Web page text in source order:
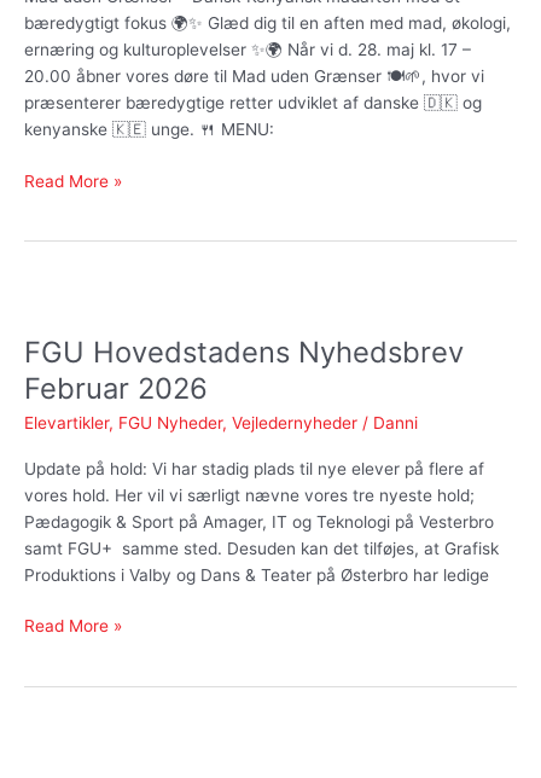
bæredygtigt fokus 🌍✨ Glæd dig til en aften med mad, økologi,
ernæring og kulturoplevelser ✨🌍 Når vi d. 28. maj kl. 17 –
20.00 åbner vores døre til Mad uden Grænser 🍽️🌱, hvor vi
præsenterer bæredygtige retter udviklet af danske 🇩🇰 og
kenyanske 🇰🇪 unge. 🍴 MENU:
bæredygtigt
fokus
Read More »
FGU Hovedstadens Nyhedsbrev
Februar 2026
Elevartikler, FGU Nyheder, Vejledernyheder / Danni
Update på hold: Vi har stadig plads til nye elever på flere af
vores hold. Her vil vi særligt nævne vores tre nyeste hold;
Pædagogik & Sport på Amager, IT og Teknologi på Vesterbro
samt FGU+ samme sted. Desuden kan det tilføjes, at Grafisk
Produktions i Valby og Dans & Teater på Østerbro har ledige
Nyhedsbrev
Februar
2026
Read More »